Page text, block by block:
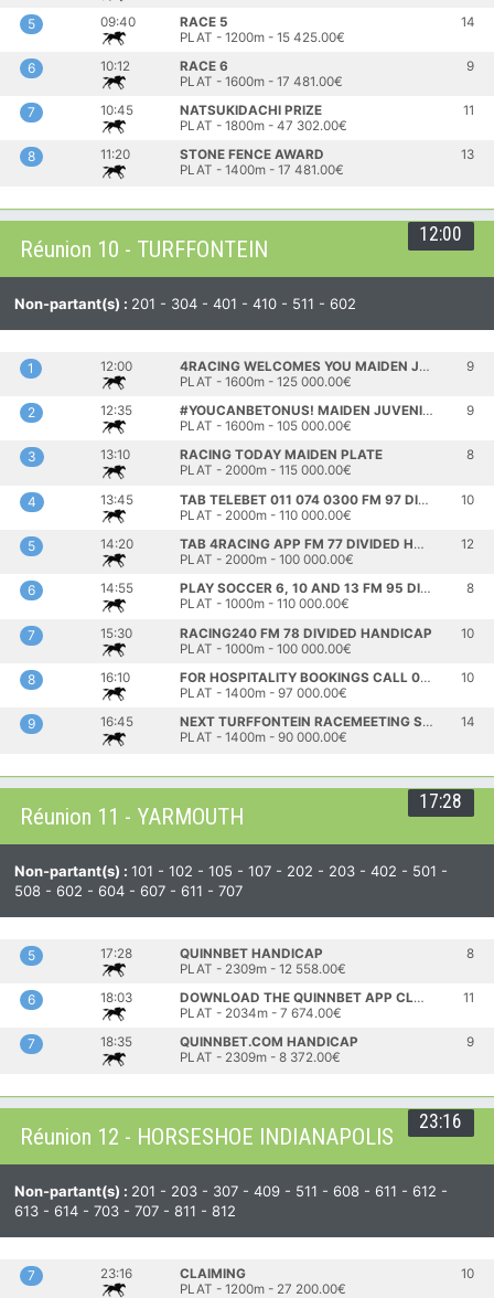
5 09:40
RACE 5
PLAT - 1200m - 15 425.00€
14
6 10:12
RACE 6
PLAT - 1600m - 17 481.00€
9
7 10:45
NATSUKIDACHI PRIZE
PLAT - 1800m - 47 302.00€
11
8 11:20
STONE FENCE AWARD
PLAT - 1400m - 17 481.00€
13
12:00
Réunion 10 - TURFFONTEIN
Non-partant(s) : 201 - 304 - 401 - 410 - 511 - 602
1 12:00
4RACING WELCOMES YOU MAIDEN JUVENILE PLATE
PLAT - 1600m - 125 000.00€
9
2 12:35
#YOUCANBETONUS! MAIDEN JUVENILE PLATE
PLAT - 1600m - 105 000.00€
9
3 13:10
RACING TODAY MAIDEN PLATE
PLAT - 2000m - 115 000.00€
8
4 13:45
TAB TELEBET 011 074 0300 FM 97 DIVIDED HANDICAP
PLAT - 2000m - 110 000.00€
10
5 14:20
TAB 4RACING APP FM 77 DIVIDED HANDICAP
PLAT - 2000m - 100 000.00€
12
6 14:55
PLAY SOCCER 6, 10 AND 13 FM 95 DIVIDED HANDICAP
PLAT - 1000m - 110 000.00€
8
7 15:30
RACING240 FM 78 DIVIDED HANDICAP
PLAT - 1000m - 100 000.00€
10
8 16:10
FOR HOSPITALITY BOOKINGS CALL 011 681 1796 FM 82 HANDICAP
PLAT - 1400m - 97 000.00€
10
9 16:45
NEXT TURFFONTEIN RACEMEETING SUNDAY 14 JUNE MR 70 HANDICAP
PLAT - 1400m - 90 000.00€
14
17:28
Réunion 11 - YARMOUTH
Non-partant(s) : 101 - 102 - 105 - 107 - 202 - 203 - 402 - 501 -
508 - 602 - 604 - 607 - 611 - 707
5 17:28
QUINNBET HANDICAP
PLAT - 2309m - 12 558.00€
8
6 18:03
DOWNLOAD THE QUINNBET APP CLASSIFIED STAKES
PLAT - 2034m - 7 674.00€
11
7 18:35
QUINNBET.COM HANDICAP
PLAT - 2309m - 8 372.00€
9
23:16
Réunion 12 - HORSESHOE INDIANAPOLIS
Non-partant(s) : 201 - 203 - 307 - 409 - 511 - 608 - 611 - 612 -
613 - 614 - 703 - 707 - 811 - 812
7 23:16
CLAIMING
PLAT - 1200m - 27 200.00€
10